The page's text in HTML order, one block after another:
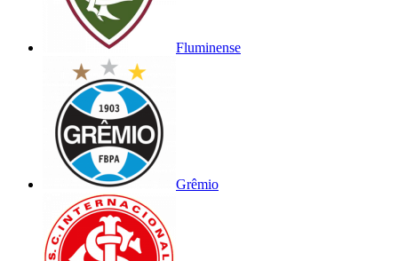
Fluminense
Grêmio